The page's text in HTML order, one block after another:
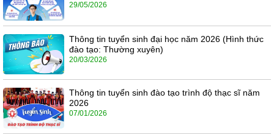
29/05/2026
Thông tin tuyển sinh đại học năm 2026 (Hình thức
đào tạo: Thường xuyên)
20/03/2026
Thông tin tuyển sinh đào tạo trình độ thạc sĩ năm
2026
07/01/2026